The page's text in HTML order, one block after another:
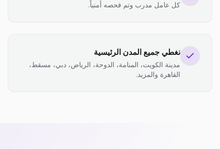
كل عامل مدرب وتم فحصه أمنياً.
نغطي جميع المدن الرئيسية
مدينة الكويت، المنامة، الدوحة، الرياض، دبي، مسقط،
القاهرة والمزيد.